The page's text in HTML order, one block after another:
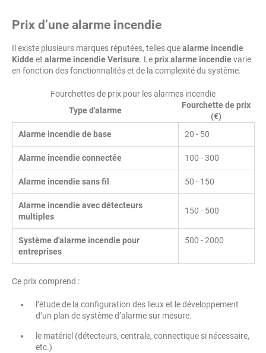
Prix d’une alarme incendie
Il existe plusieurs marques réputées, telles quealarme incendie
Kiddeet alarme incendie Verisure. Leprix alarme incendievarie
en fonction des fonctionnalités et de la complexité du système.
Fourchettes de prix pour les alarmes incendie
Type d'alarme
Fourchette de prix
(€)
Alarme incendie de base
20 - 50
Alarme incendie connectée 100 - 300
Alarme incendie sans fil 50 - 150
Alarme incendie avec détecteurs
multiples
150 - 500
Système d'alarme incendie pour
entreprises
500 - 2000
Ce prix comprend :
l’étude de la configuration des lieux et le développement
d’un plan de système d’alarme sur mesure.
le matériel (détecteurs, centrale, connectique si nécessaire,
etc.)